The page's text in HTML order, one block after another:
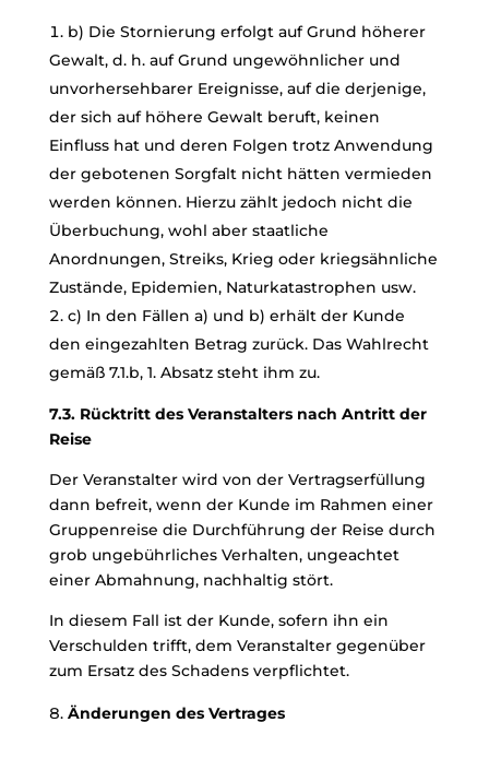
b) Die Stornierung erfolgt auf Grund höherer
Gewalt, d. h. auf Grund ungewöhnlicher und
unvorhersehbarer Ereignisse, auf die derjenige,
der sich auf höhere Gewalt beruft, keinen
Einfluss hat und deren Folgen trotz Anwendung
der gebotenen Sorgfalt nicht hätten vermieden
werden können. Hierzu zählt jedoch nicht die
Überbuchung, wohl aber staatliche
Anordnungen, Streiks, Krieg oder kriegsähnliche
Zustände, Epidemien, Naturkatastrophen usw.
c) In den Fällen a) und b) erhält der Kunde
den eingezahlten Betrag zurück. Das Wahlrecht
gemäß 7.1.b, 1. Absatz steht ihm zu.
7.3. Rücktritt des Veranstalters nach Antritt der
Reise
Der Veranstalter wird von der Vertragserfüllung
dann befreit, wenn der Kunde im Rahmen einer
Gruppenreise die Durchführung der Reise durch
grob ungebührliches Verhalten, ungeachtet
einer Abmahnung, nachhaltig stört.
In diesem Fall ist der Kunde, sofern ihn ein
Verschulden trifft, dem Veranstalter gegenüber
zum Ersatz des Schadens verpflichtet.
Änderungen des Vertrages